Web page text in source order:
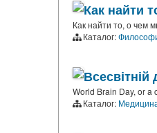
Как найти
Как найти то, о чем
Каталог:
World Brain Day, or a
Каталог: